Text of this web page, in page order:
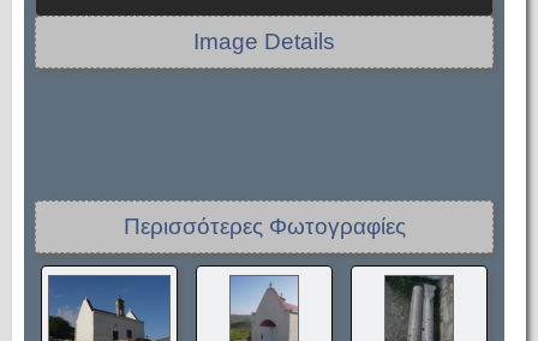
Image Details
Περισσότερες Φωτογραφίες